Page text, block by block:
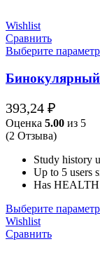
Wishlist
Сравнить
Выберите
393,24 ₽
Оценка 5.00 из 5
(2 Отзыва)
Study history
Up to 5 users
Has HEALTH
Выберите
Wishlist
Сравнить